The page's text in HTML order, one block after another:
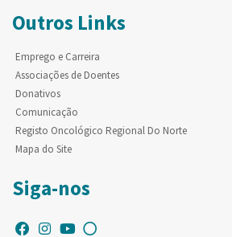
Outros Links
Emprego e Carreira
Associações de Doentes
Donativos
Comunicação
Registo Oncológico Regional Do Norte
Mapa do Site
Siga-nos